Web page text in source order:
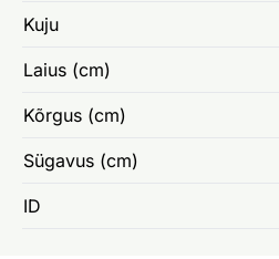
Kuju
Laius (cm)
Kõrgus (cm)
Sügavus (cm)
ID